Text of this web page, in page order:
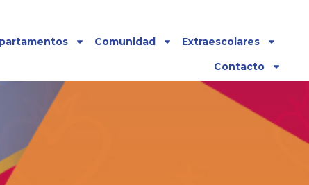
Comunidad
Extraescolares
Contacto